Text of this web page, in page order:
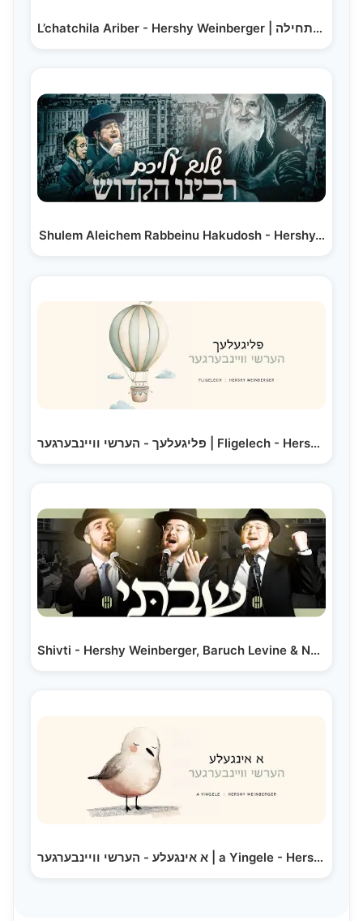
L’chatchila Ariber - Hershy Weinberger | לכתחילה…
Shulem Aleichem Rabbeinu Hakudosh - Hershy…
פליגעלעך - הערשי וויינבערגער | Fligelech - Hershy Weinberger
Shivti - Hershy Weinberger, Baruch Levine & Naftali…
א אינגעלע - הערשי וויינבערגער | a Yingele - Hershy…